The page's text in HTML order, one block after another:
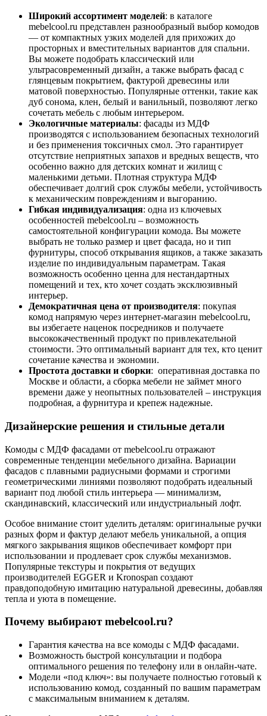
Широкий ассортимент моделей: в каталоге
mebelcool.ru представлен разнообразный выбор комодов
— от компактных узких моделей для прихожих до
просторных и вместительных вариантов для спальни.
Вы можете подобрать классический или
ультрасовременный дизайн, а также выбрать фасад с
глянцевым покрытием, фактурой древесины или
матовой поверхностью. Популярные оттенки, такие как
дуб сонома, клен, белый и ванильный, позволяют легко
сочетать мебель с любым интерьером.
Экологичные материалы: фасады из МДФ
производятся с использованием безопасных технологий
и без применения токсичных смол. Это гарантирует
отсутствие неприятных запахов и вредных веществ, что
особенно важно для детских комнат и жилищ с
маленькими детьми. Плотная структура МДФ
обеспечивает долгий срок службы мебели, устойчивость
к механическим повреждениям и выгоранию.
Гибкая индивидуализация: одна из ключевых
особенностей mebelcool.ru – возможность
самостоятельной конфигурации комода. Вы можете
выбрать не только размер и цвет фасада, но и тип
фурнитуры, способ открывания ящиков, а также заказать
изделие по индивидуальным параметрам. Такая
возможность особенно ценна для нестандартных
помещений и тех, кто хочет создать эксклюзивный
интерьер.
Демократичная цена от производителя: покупая
комод напрямую через интернет-магазин mebelcool.ru,
вы избегаете наценок посредников и получаете
высококачественный продукт по привлекательной
стоимости. Это оптимальный вариант для тех, кто ценит
сочетание качества и экономии.
Простота доставки и сборки: оперативная доставка по
Москве и области, а сборка мебели не займет много
времени даже у неопытных пользователей – инструкция
подробная, а фурнитура и крепеж надежные.
Дизайнерские решения и стильные детали
Комоды с МДФ фасадами от mebelcool.ru отражают
современные тенденции мебельного дизайна. Вариации
фасадов с плавными радиусными формами и строгими
геометрическими линиями позволяют подобрать идеальный
вариант под любой стиль интерьера — минимализм,
скандинавский, классический или индустриальный лофт.
Особое внимание стоит уделить деталям: оригинальные ручки
разных форм и фактур делают мебель уникальной, а опция
мягкого закрывания ящиков обеспечивает комфорт при
использовании и продлевает срок службы механизмов.
Популярные текстуры и покрытия от ведущих
производителей EGGER и Kronospan создают
правдоподобную имитацию натуральной древесины, добавляя
тепла и уюта в помещение.
Почему выбирают mebelcool.ru?
Гарантия качества на все комоды с МДФ фасадами.
Возможность быстрой консультации и подбора
оптимального решения по телефону или в онлайн-чате.
Модели «под ключ»: вы получаете полностью готовый к
использованию комод, созданный по вашим параметрам
с максимальным вниманием к деталям.